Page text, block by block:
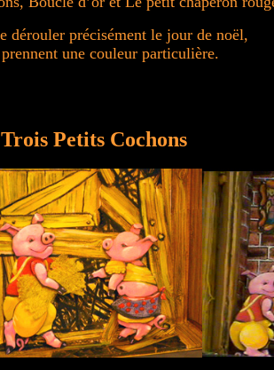
dérouler précisément le jour de noël,
une couleur particulière.
Petits Cochons